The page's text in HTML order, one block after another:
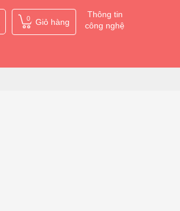
0 Giỏ hàng
Thông tin
công nghệ